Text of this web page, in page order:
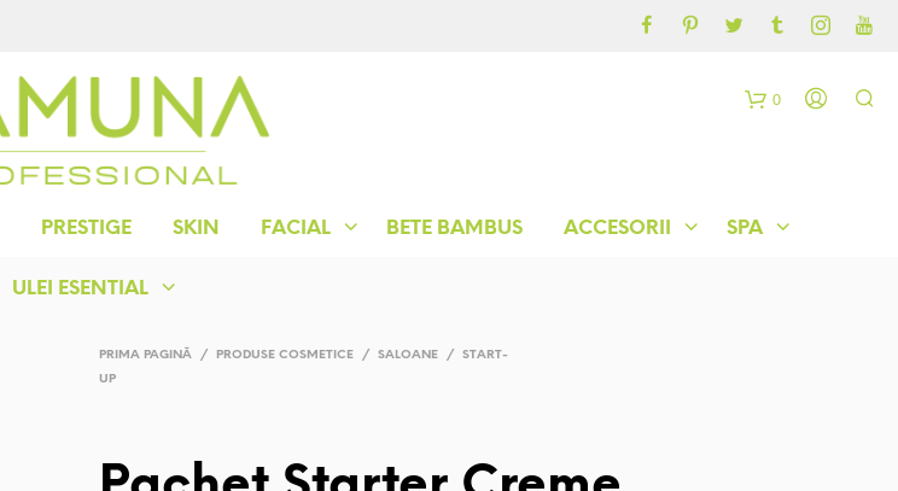
MAGAZIN YAMUNA
PRESTIGE SKIN FACIAL BETE BAMBUS ACCESORII SPA
ULEI ESENTIAL
0
PRIMA PAGINĂ / PRODUSE COSMETICE / SALOANE /
START-
UP